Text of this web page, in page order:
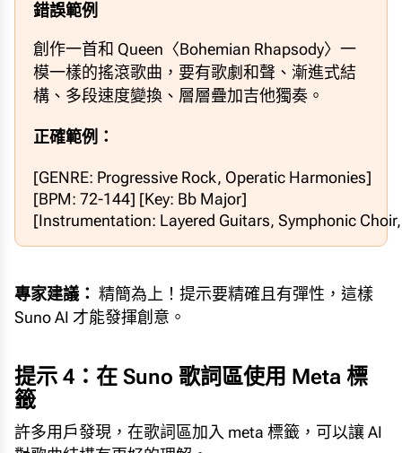
錯誤範例
創作一首和 Queen〈Bohemian Rhapsody〉一
模一樣的搖滾歌曲，要有歌劇和聲、漸進式結
構、多段速度變換、層層疊加吉他獨奏。
正確範例：
[GENRE: Progressive Rock, Operatic Harmonies]
[BPM: 72-144] [Key: Bb Major]
[Instrumentation: Layered Guitars, Symphonic
專家建議： 精簡為上！提示要精確且有彈性，這樣
Suno AI 才能發揮創意。
提示 4：在 Suno 歌詞區使用 Meta 標
籤
許多用戶發現，在歌詞區加入 meta 標籤，可以讓 AI